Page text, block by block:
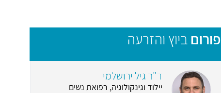
פורום ביוץ והזרעה
ד"ר גיל ירושלמי
יילוד וגינקולוגיה, רפואת נשים